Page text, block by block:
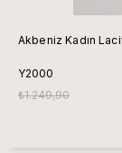
Akbeniz Kadın
Y2000
₺1.249,90